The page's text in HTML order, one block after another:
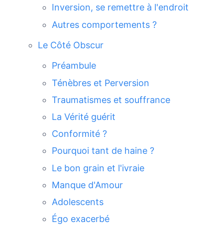
Inversion, se remettre à l'endroit
Autres comportements ?
Le Côté Obscur
Préambule
Ténèbres et Perversion
Traumatismes et souffrance
La Vérité guérit
Conformité ?
Pourquoi tant de haine ?
Le bon grain et l'ivraie
Manque d'Amour
Adolescents
Égo exacerbé